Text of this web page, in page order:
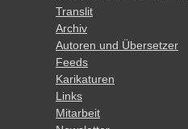
Translit
Archiv
Autoren und Übersetzer
Feeds
Karikaturen
Links
Mitarbeit